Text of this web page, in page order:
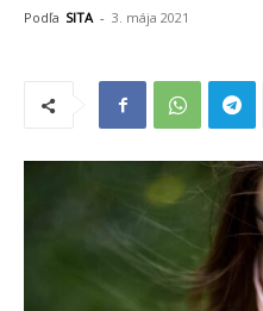
Podľa SITA - 3. mája 2021